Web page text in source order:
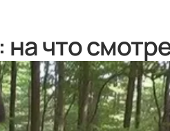
что